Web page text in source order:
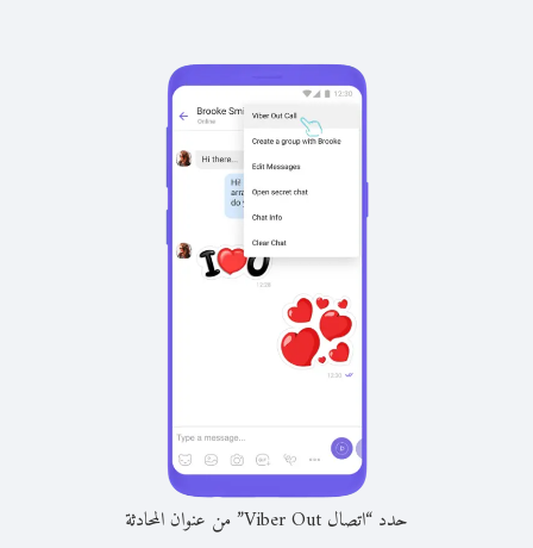
حدد “اتصال Viber Out” من عنوان المحادثة